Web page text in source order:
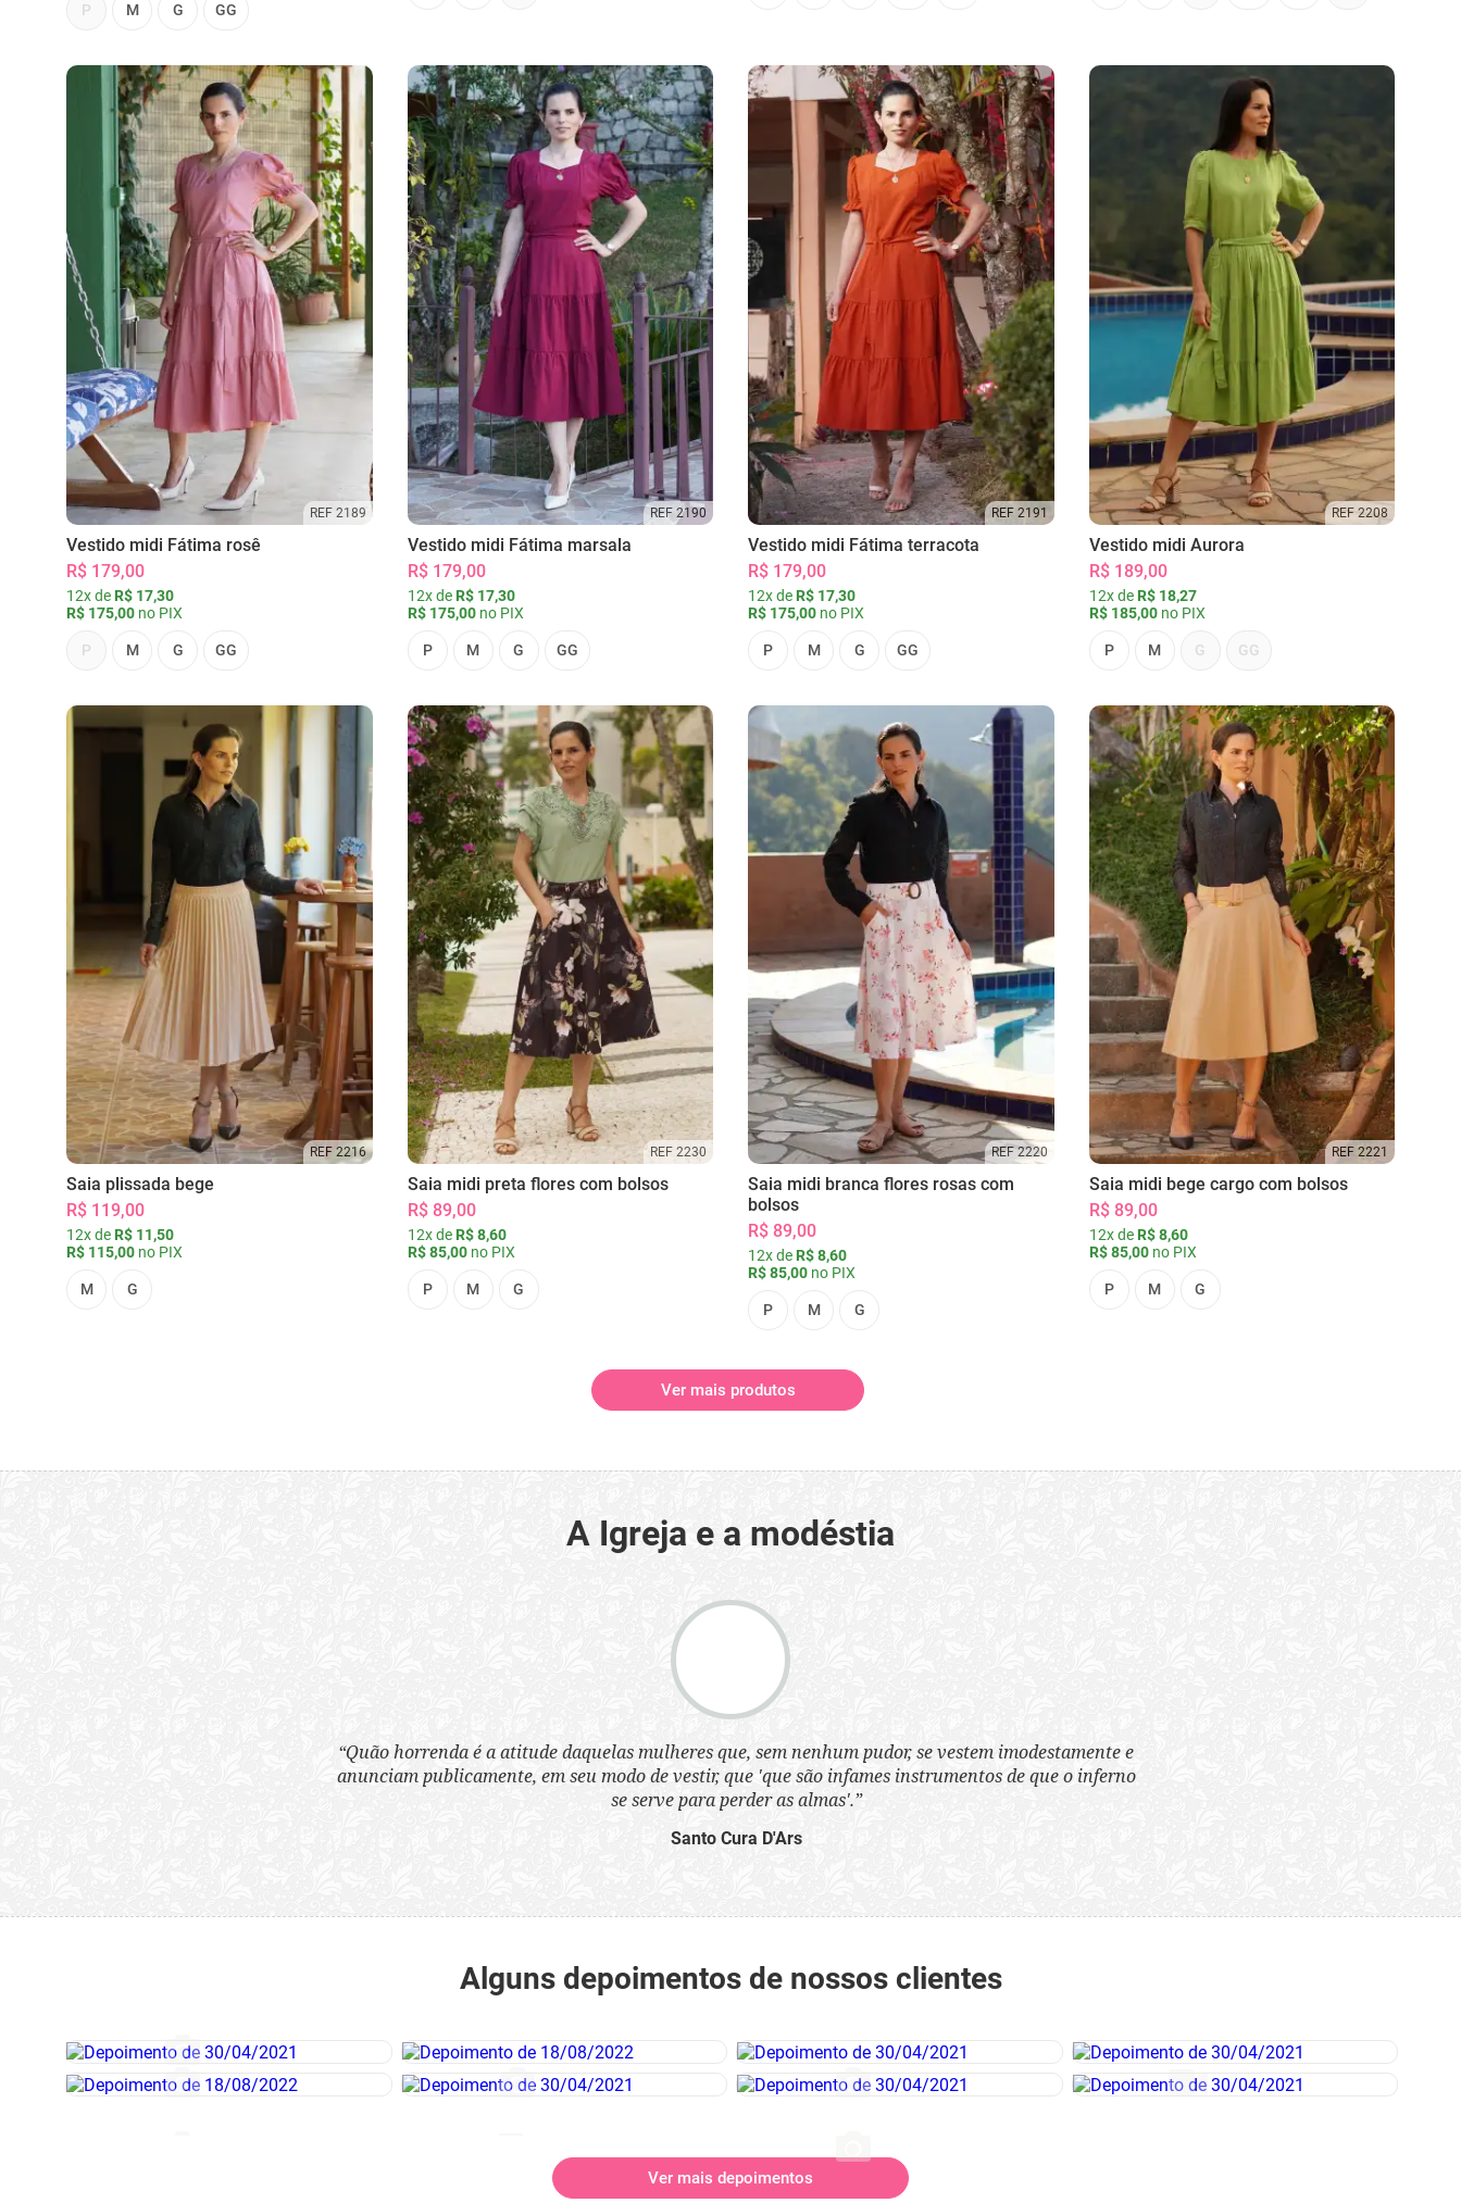
P M G GG
REF 2189
Vestido midi Fátima rosê
R$ 179,00
12x de R$ 17,30
R$ 175,00 no PIX
P M G GG
REF 2190
Vestido midi Fátima marsala
R$ 179,00
12x de R$ 17,30
R$ 175,00no PIX
P M G GG
REF 2191
Vestido midi Fátima terracota
R$ 179,00
12x de R$ 17,30
R$ 175,00 no PIX
P M G GG
REF 2208
Vestido midi Aurora
R$ 189,00
12x de R$ 18,27
R$ 185,00no PIX
P M G GG
REF 2216
Saia plissada bege
R$ 119,00
12x de R$ 11,50
R$ 115,00 no PIX
M G
REF 2230
Saia midi preta flores com bolsos
R$ 89,00
12x de R$ 8,60
R$ 85,00no PIX
P M G
REF 2220
Saia midi branca flores rosas com
bolsos
R$ 89,00
12x de R$ 8,60
R$ 85,00 no PIX
P M G
REF 2221
Saia midi bege cargo com bolsos
R$ 89,00
12x de R$ 8,60
R$ 85,00no PIX
P M G
Ver mais produtos
A Igreja e a modéstia
“Quão horrenda é a atitude daquelas mulheres que, sem nenhum pudor, se vestem imodestamente e
anunciam publicamente, em seu modo de vestir, que 'que são infames instrumentos de que o inferno
se serve para perder as almas'.”
Santo Cura D'Ars
Alguns depoimentos de nossos clientes
Ver mais depoimentos